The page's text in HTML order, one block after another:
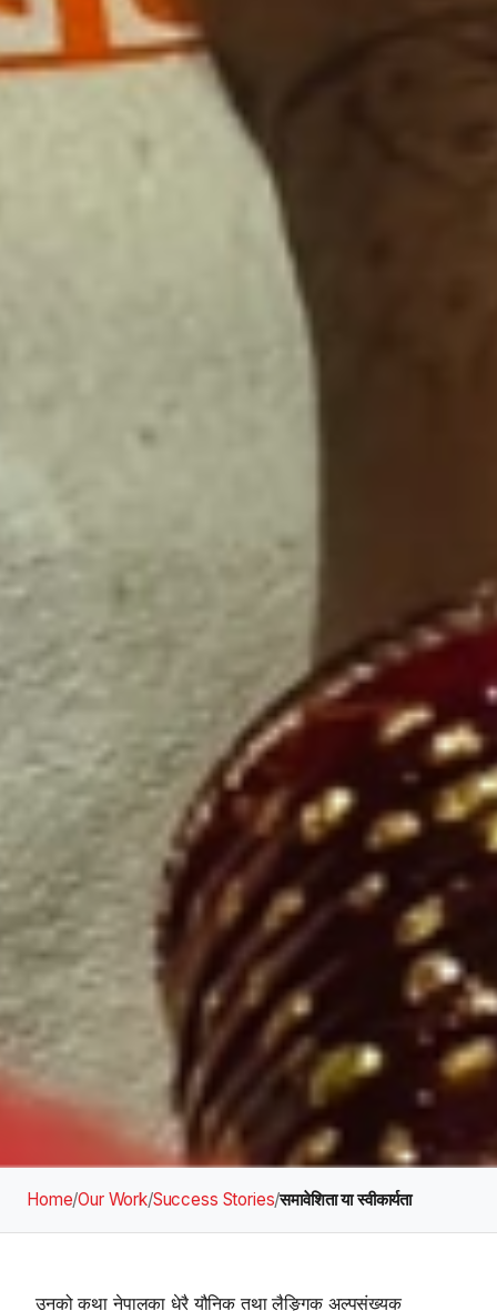
Home/Our Work/Success Stories/समावेशिता या स्वीकार्यता
उनको कथा नेपालका धेरै यौनिक तथा लैङ्गिक अल्पसंख्यक